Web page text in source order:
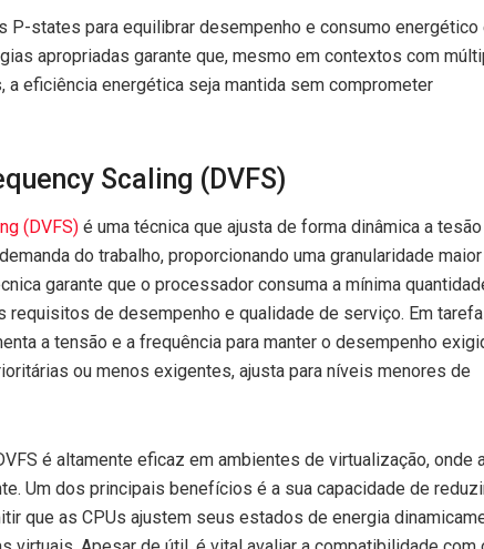
P-states para equilibrar desempenho e consumo energético
apropriadas garante que, mesmo em contextos com
a eficiência energética seja mantida sem comprometer
Scaling (DVFS)
(DVFS) é uma técnica que ajusta de forma dinâmica a
do trabalho, proporcionando uma granularidade
garante que o processador consuma a mínima
requisitos de desempenho e qualidade de serviço. Em
a tensão e a frequência para manter o desempenho
ou menos exigentes, ajusta para níveis menores de
é altamente eficaz em ambientes de virtualização, onde
Um dos principais benefícios é a sua capacidade de
que as CPUs ajustem seus estados de energia